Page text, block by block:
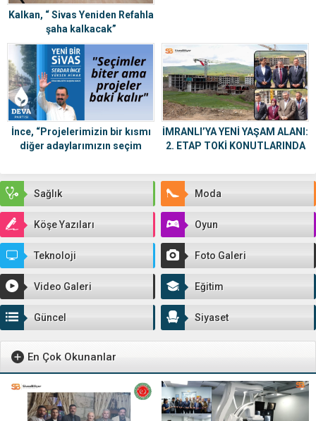
Kalkan, “ Sivas Yeniden Refahla
şaha kalkacak”
İnce, “Projelerimizin bir kısmı
diğer adaylarımızın seçim
İMRANLI’YA YENİ YAŞAM ALANI:
2. ETAP TOKİ KONUTLARINDA
Sağlık Moda
Köşe Yazıları Oyun
Teknoloji Foto Galeri
Video Galeri Eğitim
Güncel Siyaset
En Çok Okunanlar